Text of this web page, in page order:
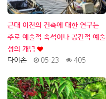
근대 이전의 건축에 대한 연구는
주로 예술적 속석이나 공간적 예술
성의 개념
다이손
05-23 405